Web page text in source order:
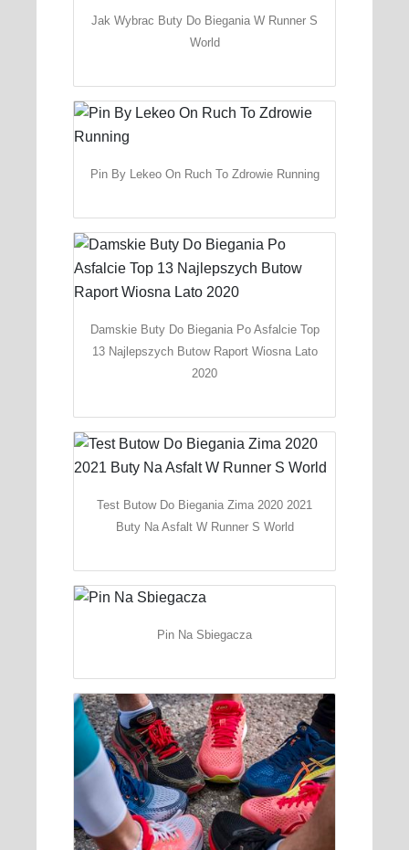
Jak Wybrac Buty Do Biegania W Runner S
World
Pin By Lekeo On Ruch To Zdrowie Running
Damskie Buty Do Biegania Po Asfalcie Top
13 Najlepszych Butow Raport Wiosna Lato
2020
Test Butow Do Biegania Zima 2020 2021
Buty Na Asfalt W Runner S World
Pin Na Sbiegacza